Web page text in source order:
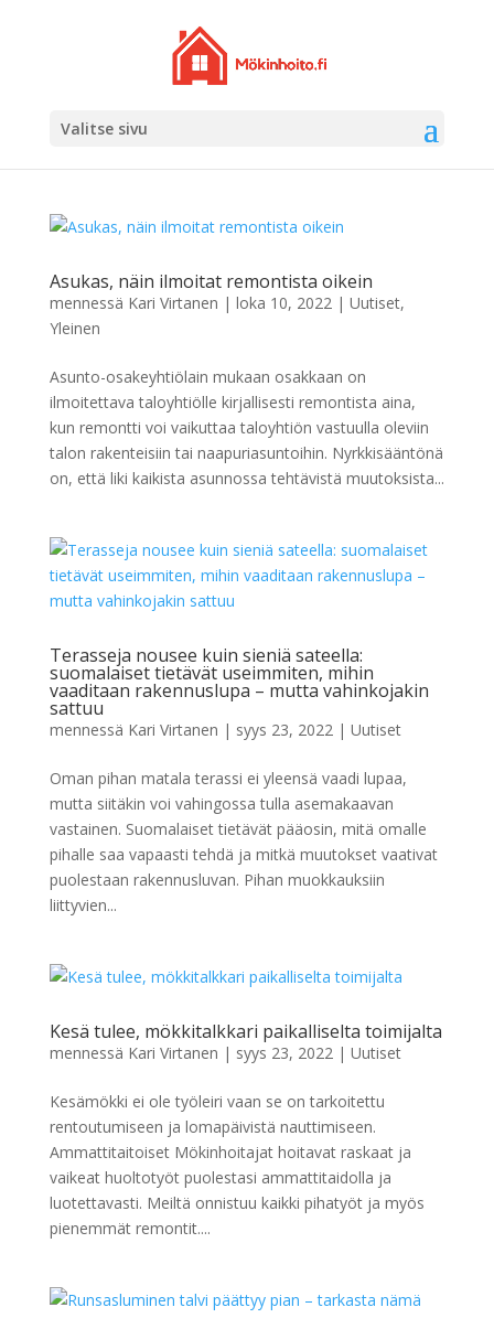
Valitse sivu
Asukas, näin ilmoitat remontista oikein
mennessä Kari Virtanen | loka 10, 2022| Uutiset,
Yleinen
Asunto-osakeyhtiölain mukaan osakkaan on
ilmoitettava taloyhtiölle kirjallisesti remontista aina,
kun remontti voi vaikuttaa taloyhtiön vastuulla oleviin
talon rakenteisiin tai naapuriasuntoihin. Nyrkkisääntönä
on, että liki kaikista asunnossa tehtävistä muutoksista...
Terasseja nousee kuin sieniä sateella:
suomalaiset tietävät useimmiten, mihin
vaaditaan rakennuslupa – mutta vahinkojakin
sattuu
mennessä Kari Virtanen | syys 23, 2022| Uutiset
Oman pihan matala terassi ei yleensä vaadi lupaa,
mutta siitäkin voi vahingossa tulla asemakaavan
vastainen. Suomalaiset tietävät pääosin, mitä omalle
pihalle saa vapaasti tehdä ja mitkä muutokset vaativat
puolestaan rakennusluvan. Pihan muokkauksiin
liittyvien...
Kesä tulee, mökkitalkkari paikalliselta toimijalta
mennessä Kari Virtanen | syys 23, 2022| Uutiset
Kesämökki ei ole työleiri vaan se on tarkoitettu
rentoutumiseen ja lomapäivistä nauttimiseen.
Ammattitaitoiset Mökinhoitajat hoitavat raskaat ja
vaikeat huoltotyöt puolestasi ammattitaidolla ja
luotettavasti. Meiltä onnistuu kaikki pihatyöt ja myös
pienemmät remontit....